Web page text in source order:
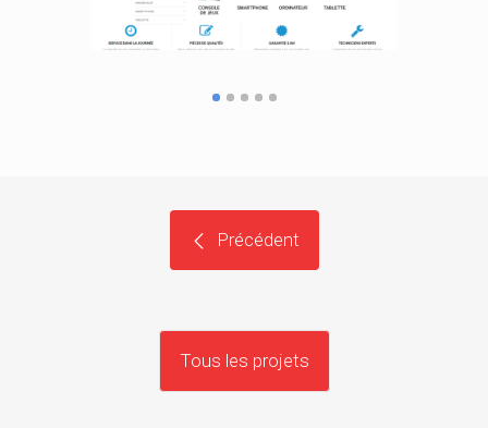
Précédent
Tous les projets